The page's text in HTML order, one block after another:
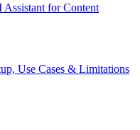
for Content
Use Cases & Limitations